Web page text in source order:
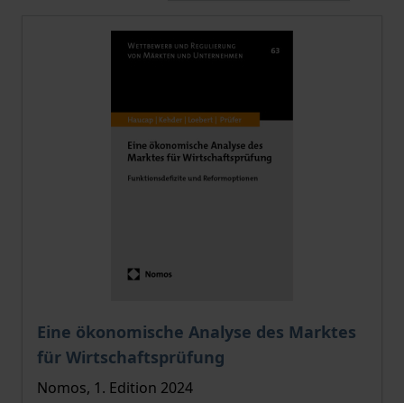
Eine ökonomische Analyse des Marktes
für Wirtschaftsprüfung
The price depends on the options chosen on the
Nomos, 1. Edition 2024